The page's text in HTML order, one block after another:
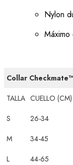
Nylon
Collar Checkmate™
TALLA CUELLO (CM)
S
26-34
M
34-45
L
44-65